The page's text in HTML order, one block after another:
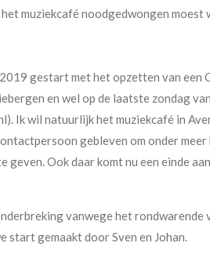
muziekcafé noodgedwongen moest
gestart met het opzetten van een
en wel op de laatste zondag
Ik wil natuurlijk het muziekcafé in
gebleven om onder meer
geven. Ook daar komt nu een einde
vanwege het rondwarende
start gemaakt door Sven en Johan.